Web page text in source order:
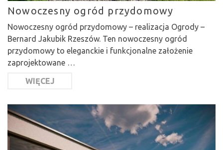
Nowoczesny ogród przydomowy
Nowoczesny ogród przydomowy – realizacja Ogrody –
Bernard Jakubik Rzeszów. Ten nowoczesny ogród
przydomowy to eleganckie i funkcjonalne założenie
zaprojektowane …
WIĘCEJ